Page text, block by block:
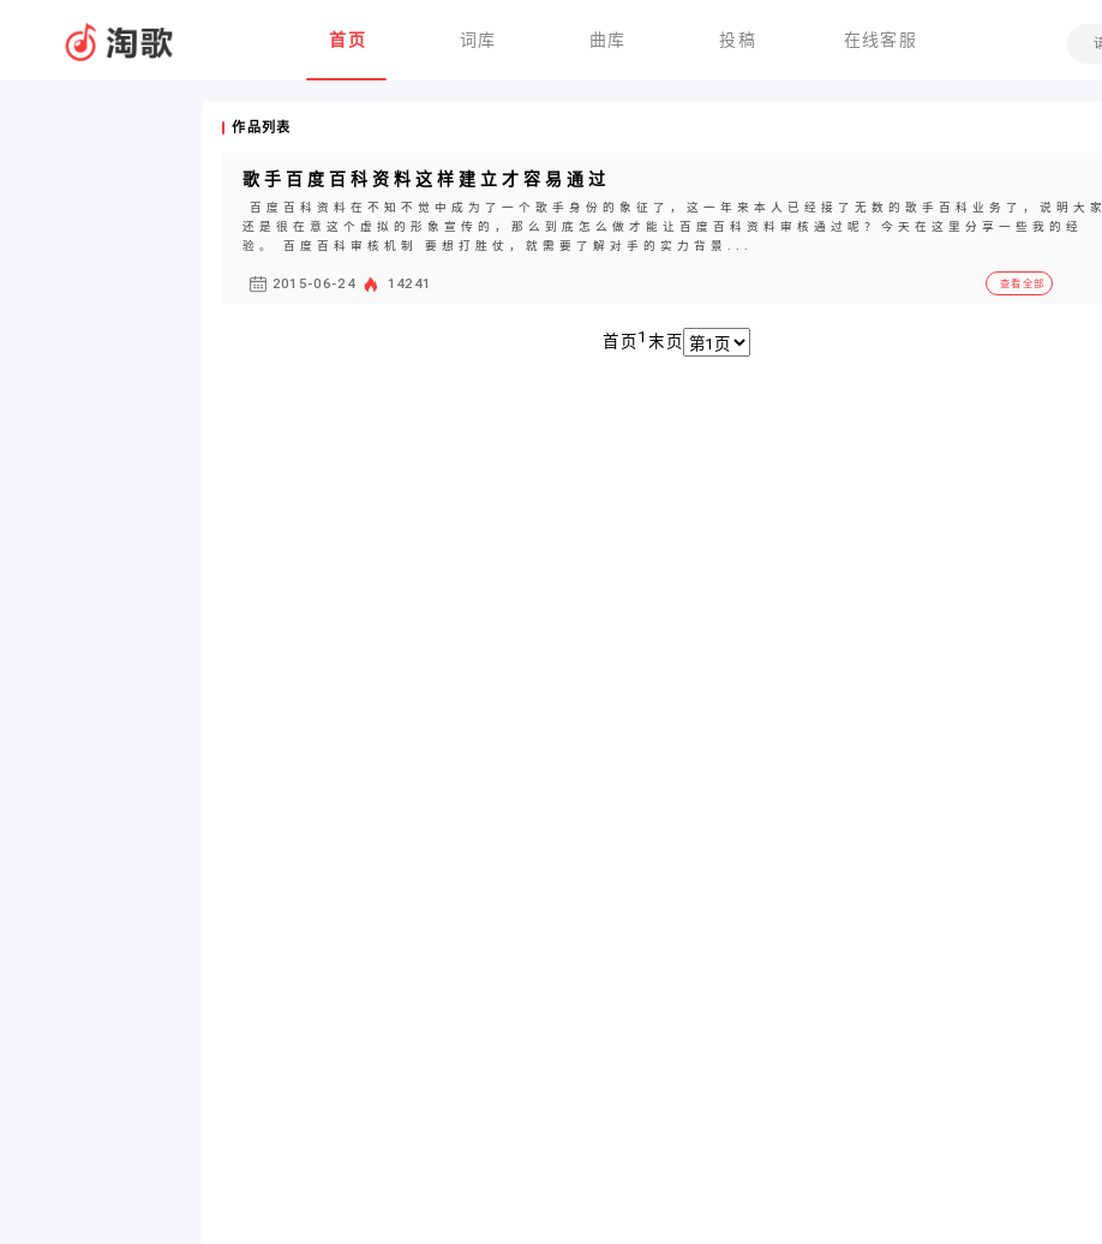
首页 词库 曲库 投稿 在线客服
作品列表
歌手百度百科资料这样建立才容易通过
百度百科资料在不知不觉中成为了一个歌手身份的象征了，这一年来本人已经接了无数的歌手百科业务了，说明大家
还是很在意这个虚拟的形象宣传的，那么到底怎么做才能让百度百科资料审核通过呢？今天在这里分享一些我的经
验。 百度百科审核机制 要想打胜仗，就需要了解对手的实力背景...
2015-06-24 14241 查看全部
首页 1末页